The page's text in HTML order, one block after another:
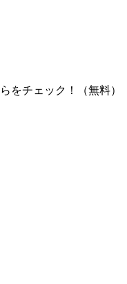
をチェック！（無料）